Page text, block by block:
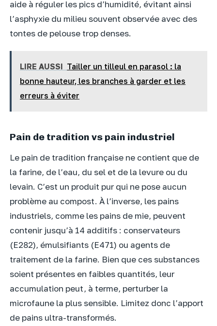
aide à réguler les pics d’humidité, évitant ainsi
l’asphyxie du milieu souvent observée avec des
tontes de pelouse trop denses.
LIRE AUSSI Tailler un tilleul en parasol : la
bonne hauteur, les branches à garder et les
erreurs à éviter
Pain de tradition vs pain industriel
Le pain de tradition française ne contient que de
la farine, de l’eau, du sel et de la levure ou du
levain. C’est un produit pur qui ne pose aucun
problème au compost. À l’inverse, les pains
industriels, comme les pains de mie, peuvent
contenir jusqu’à 14 additifs : conservateurs
(E282), émulsifiants (E471) ou agents de
traitement de la farine. Bien que ces substances
soient présentes en faibles quantités, leur
accumulation peut, à terme, perturber la
microfaune la plus sensible. Limitez donc l’apport
de pains ultra-transformés.